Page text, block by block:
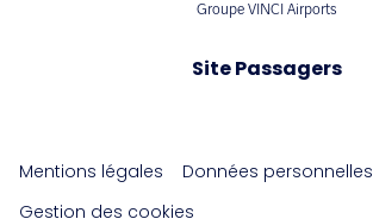
Groupe VINCI Airports
Site Passagers
Mentions légales Données personnelles
Gestion des cookies